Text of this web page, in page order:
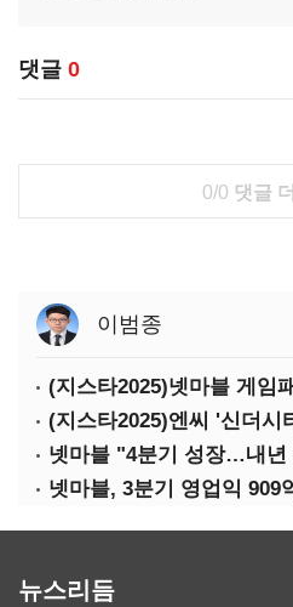
댓글 0
0/0 댓글
이범종
넷마블 "4분기 성장…내년
넷마블, 3분기 영업익 909
뉴스리듬